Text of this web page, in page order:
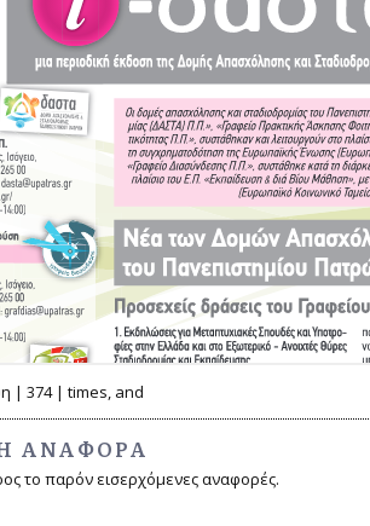
| 374 | times, and
ΑΝΑΦΟΡΆ
το παρόν εισερχόμενες αναφορές.